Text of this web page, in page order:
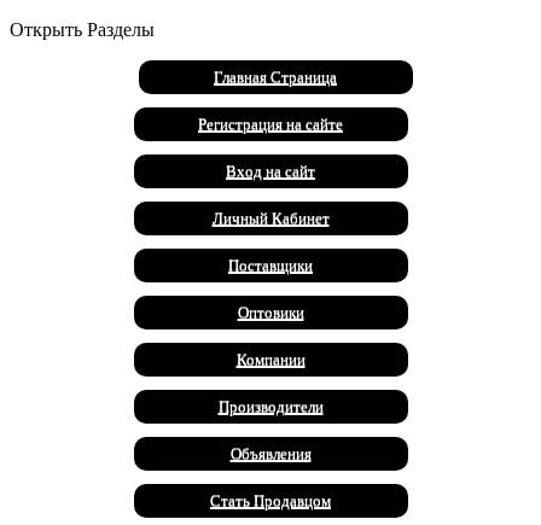
Открыть Разделы
Главная Страница
Регистрация на сайте
Вход на сайт
Личный Кабинет
Поставщики
Оптовики
Компании
Производители
Объявления
Стать Продавцом